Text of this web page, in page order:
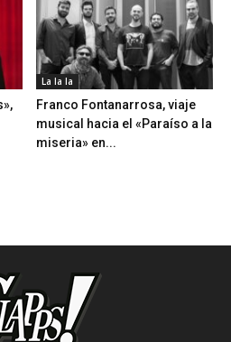
La la la
Franco Fontanarrosa, viaje
musical hacia el «Paraíso a la
miseria» en...